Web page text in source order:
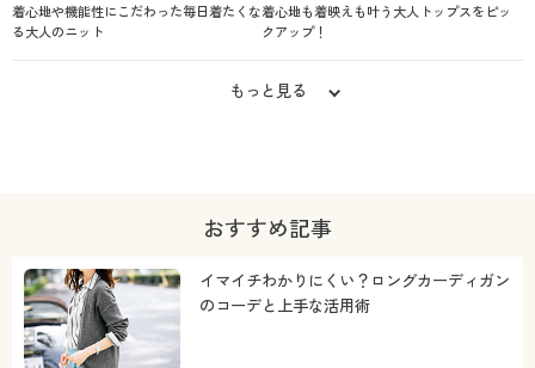
着心地や機能性にこだわった毎日着たくな
る大人のニット
着心地も着映えも叶う大人トップスをピッ
クアップ！
もっと見る
おすすめ記事
イマイチわかりにくい？ロングカーディガン
のコーデと上手な活用術